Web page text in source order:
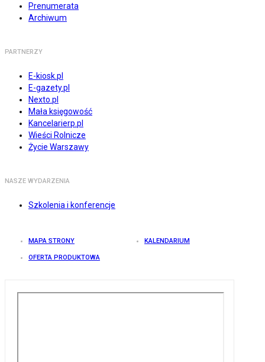
Prenumerata
Archiwum
PARTNERZY
E-kiosk.pl
E-gazety.pl
Nexto.pl
Mała księgowość
Kancelarierp.pl
Wieści Rolnicze
Życie Warszawy
NASZE WYDARZENIA
Szkolenia i konferencje
MAPA STRONY KALENDARIUM
OFERTA PRODUKTOWA